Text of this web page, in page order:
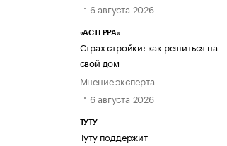
6 августа 2026
«АСТЕРРА»
Страх стройки: как решиться на
свой дом
Мнение эксперта
6 августа 2026
ТУТУ
Туту поддержит